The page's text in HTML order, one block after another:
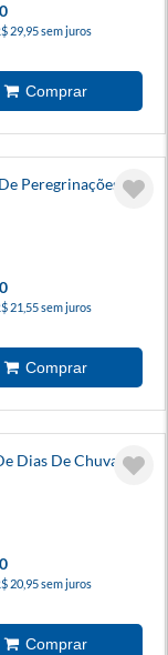
29,95 sem juros
Peregrinações
21,55 sem juros
Dias De Chuva
20,95 sem juros